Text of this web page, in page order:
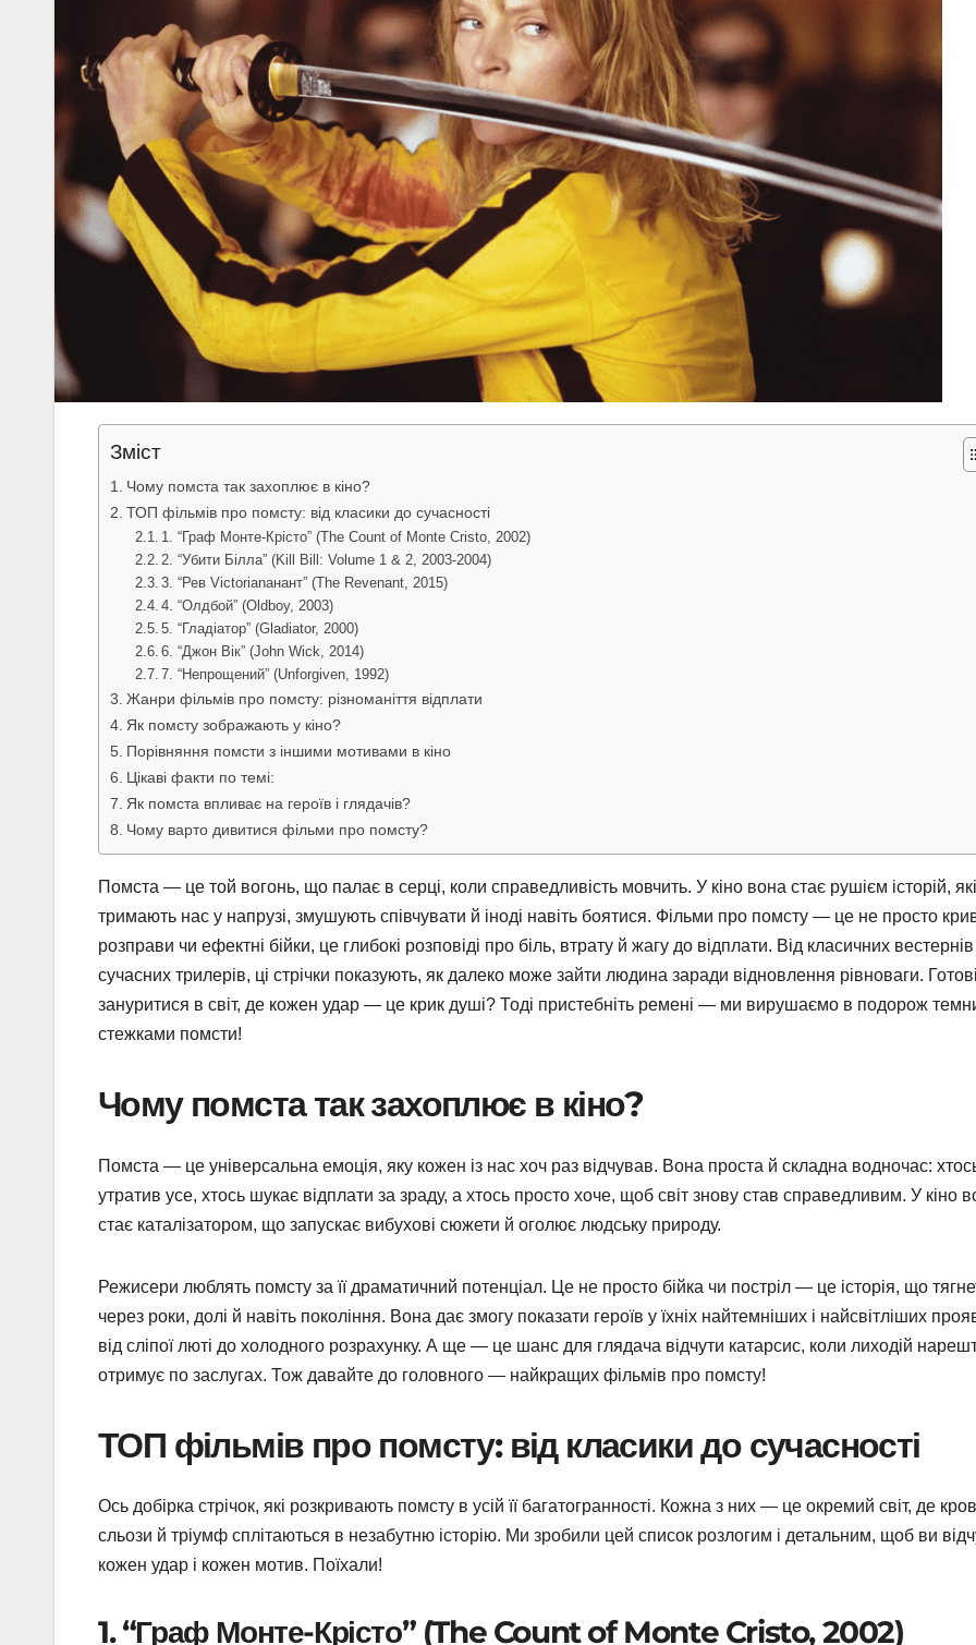
Зміст
Чому помста так захоплює в кіно?
ТОП фільмів про помсту: від класики до сучасності
1. “Граф Монте-Крісто” (The Count of Monte Cristo, 2002)
2. “Убити Білла” (Kill Bill: Volume 1 & 2, 2003-2004)
3. “Рев Victorianанант” (The Revenant, 2015)
4. “Олдбой” (Oldboy, 2003)
5. “Гладіатор” (Gladiator, 2000)
6. “Джон Вік” (John Wick, 2014)
7. “Непрощений” (Unforgiven, 1992)
Жанри фільмів про помсту: різноманіття відплати
Як помсту зображають у кіно?
Порівняння помсти з іншими мотивами в кіно
Цікаві факти по темі:
Як помста впливає на героїв і глядачів?
Чому варто дивитися фільми про помсту?
Помста — це той вогонь, що палає в серці, коли справедливість мовчить. У кіно вона стає рушієм історій, які
тримають нас у напрузі, змушують співчувати й іноді навіть боятися. Фільми про помсту — це не просто
розправи чи ефектні бійки, це глибокі розповіді про біль, втрату й жагу до відплати. Від класичних
сучасних трилерів, ці стрічки показують, як далеко може зайти людина заради відновлення рівноваги. Готові
зануритися в світ, де кожен удар — це крик душі? Тоді пристебніть ремені — ми вирушаємо в подорож
стежками помсти!
Чому помста так захоплює в кіно?
Помста — це універсальна емоція, яку кожен із нас хоч раз відчував. Вона проста й складна водночас:
утратив усе, хтось шукає відплати за зраду, а хтось просто хоче, щоб світ знову став справедливим. У кіно
стає каталізатором, що запускає вибухові сюжети й оголює людську природу.
Режисери люблять помсту за її драматичний потенціал. Це не просто бійка чи постріл — це історія, що
через роки, долі й навіть покоління. Вона дає змогу показати героїв у їхніх найтемніших і найсвітліших
від сліпої люті до холодного розрахунку. А ще — це шанс для глядача відчути катарсис, коли лиходій
отримує по заслугах. Тож давайте до головного — найкращих фільмів про помсту!
ТОП фільмів про помсту: від класики до сучасності
Ось добірка стрічок, які розкривають помсту в усій її багатогранності. Кожна з них — це окремий світ, де
сльози й тріумф сплітаються в незабутню історію. Ми зробили цей список розлогим і детальним, щоб ви
кожен удар і кожен мотив. Поїхали!
1. “Граф Монте-Крісто” (The Count of Monte Cristo, 2002)